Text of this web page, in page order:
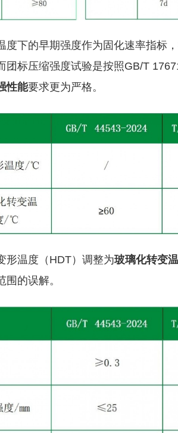
度下的早期强度作为固化速率指标
团标压缩强度试验是按照GB/T
性能要求更为严格。
形温度（HDT）调整为玻璃化转变
的误解。